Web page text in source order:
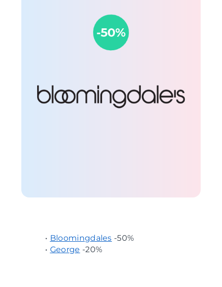
• Bloomingdales -50%
• George -20%